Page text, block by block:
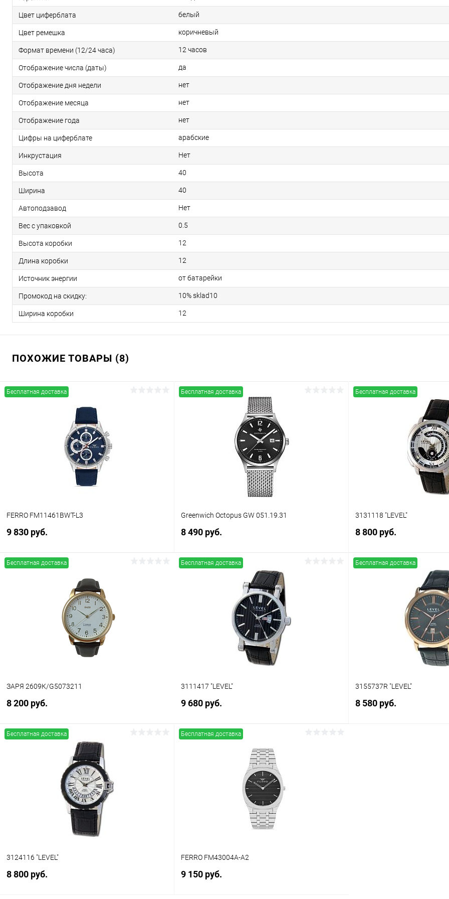
Цвет циферблата белый
Цвет ремешка коричневый
Формат времени (12/24 часа) 12 часов
Отображение числа (даты) да
Отображение дня недели нет
Отображение месяца нет
Отображение года нет
Цифры на циферблате арабские
Инкрустация Нет
Высота 40
Ширина 40
Автоподзавод Нет
Вес с упаковкой 0.5
Высота коробки 12
Длина коробки 12
Источник энергии от батарейки
Промокод на скидку: 10% sklad10
Ширина коробки 12
ПОХОЖИЕ ТОВАРЫ (8)
Бесплатная доставка
FERRO FM11461BWT-L3
9 830 руб.
Сравнение
В наличии
Бесплатная доставка
Greenwich Octopus GW 051.19.31
8 490 руб.
В корзину
Сравнение
В наличии
Бесплатная доставка
3131118 "LEVEL"
8 800 руб.
В
Купить в 1 клик
Бесплатная доставка
ЗАРЯ 2609К/G5073211
8 200 руб.
В корзину
В наличии
Бесплатная доставка
3111417 "LEVEL"
9 680 руб.
В наличии
Бесплатная доставка
3155737R "LEVEL"
8 580 руб.
Бесплатная доставка
3124116 "LEVEL"
8 800 руб.
Бесплатная доставка
FERRO FM43004A-A2
9 150 руб.